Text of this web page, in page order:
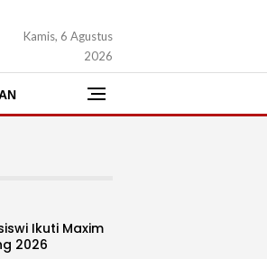
Kamis, 6 Agustus
2026
Ikuti Maxim
2026